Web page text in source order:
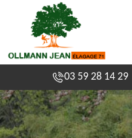
03 59 28 14 29